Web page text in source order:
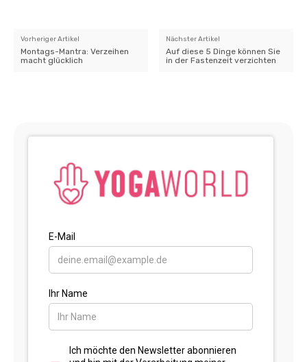
Vorheriger Artikel
Montags-Mantra: Verzeihen
macht glücklich
Nächster Artikel
Auf diese 5 Dinge können Sie
in der Fastenzeit verzichten